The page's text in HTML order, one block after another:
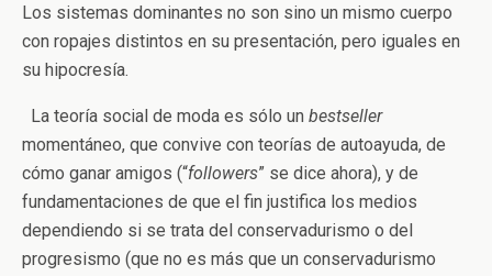
Los sistemas dominantes no son sino un mismo cuerpo
con ropajes distintos en su presentación, pero iguales en
su hipocresía.
La teoría social de moda es sólo un bestseller
momentáneo, que convive con teorías de autoayuda, de
cómo ganar amigos (“followers” se dice ahora), y de
fundamentaciones de que el fin justifica los medios
dependiendo si se trata del conservadurismo o del
progresismo (que no es más que un conservadurismo